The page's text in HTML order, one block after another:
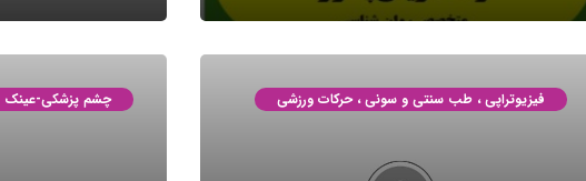
فیزیوتراپی ، طب سنتی و سونی ، حرکات ورزشی چشم پزشکی-عینک